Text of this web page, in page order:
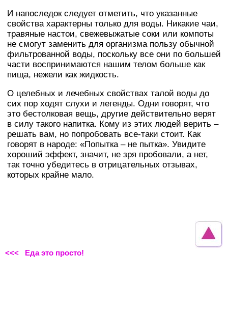
И напоследок следует отметить, что указанные
свойства характерны только для воды. Никакие чаи,
травяные настои, свежевыжатые соки или компоты
не смогут заменить для организма пользу обычной
фильтрованной воды, поскольку все они по большей
части воспринимаются нашим телом больше как
пища, нежели как жидкость.
О целебных и лечебных свойствах талой воды до
сих пор ходят слухи и легенды. Одни говорят, что
это бестолковая вещь, другие действительно верят
в силу такого напитка. Кому из этих людей верить –
решать вам, но попробовать все-таки стоит. Как
говорят в народе: «Попытка – не пытка». Увидите
хороший эффект, значит, не зря пробовали, а нет,
так точно убедитесь в отрицательных отзывах,
которых крайне мало.
<<< Еда это просто!